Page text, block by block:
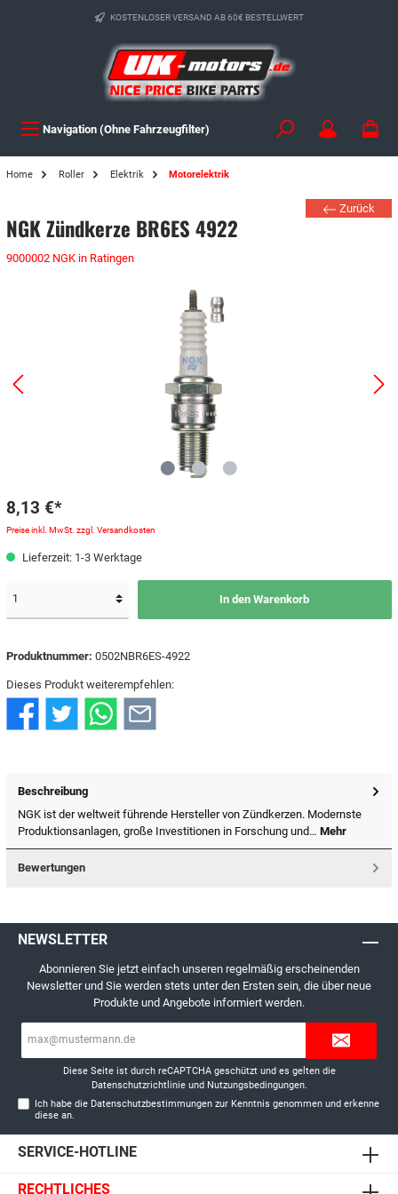
KOSTENLOSER VERSAND AB 60€ BESTELLWERT
Navigation (Ohne Fahrzeugfilter)
Home Roller Elektrik Motorelektrik
Zurück
NGK Zündkerze BR6ES 4922
9000002 NGK in Ratingen
8,13 €*
Preise inkl. MwSt. zzgl. Versandkosten
Lieferzeit: 1-3 Werktage
In den Warenkorb
Produktnummer: 0502NBR6ES-4922
Dieses Produkt weiterempfehlen:
Beschreibung
NGK ist der weltweit führende Hersteller von Zündkerzen. Modernste
Produktionsanlagen, große Investitionen in Forschung und… Mehr
Bewertungen
NEWSLETTER
Abonnieren Sie jetzt einfach unseren regelmäßig erscheinenden
Newsletter und Sie werden stets unter den Ersten sein, die über neue
Produkte und Angebote informiert werden.
Diese Seite ist durch reCAPTCHA geschützt und es gelten die
Datenschutzrichtlinieund Nutzungsbedingungen.
Ich habe die Datenschutzbestimmungen zur Kenntnis genommen und erkenne
diese an.
SERVICE-HOTLINE
RECHTLICHES